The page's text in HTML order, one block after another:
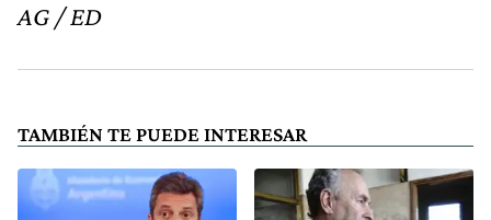
AG / ED
TAMBIÉN TE PUEDE INTERESAR